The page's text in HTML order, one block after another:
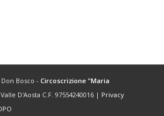
Bosco - Circoscrizione "Maria
D'Aosta C.F. 97554240016 | Privacy